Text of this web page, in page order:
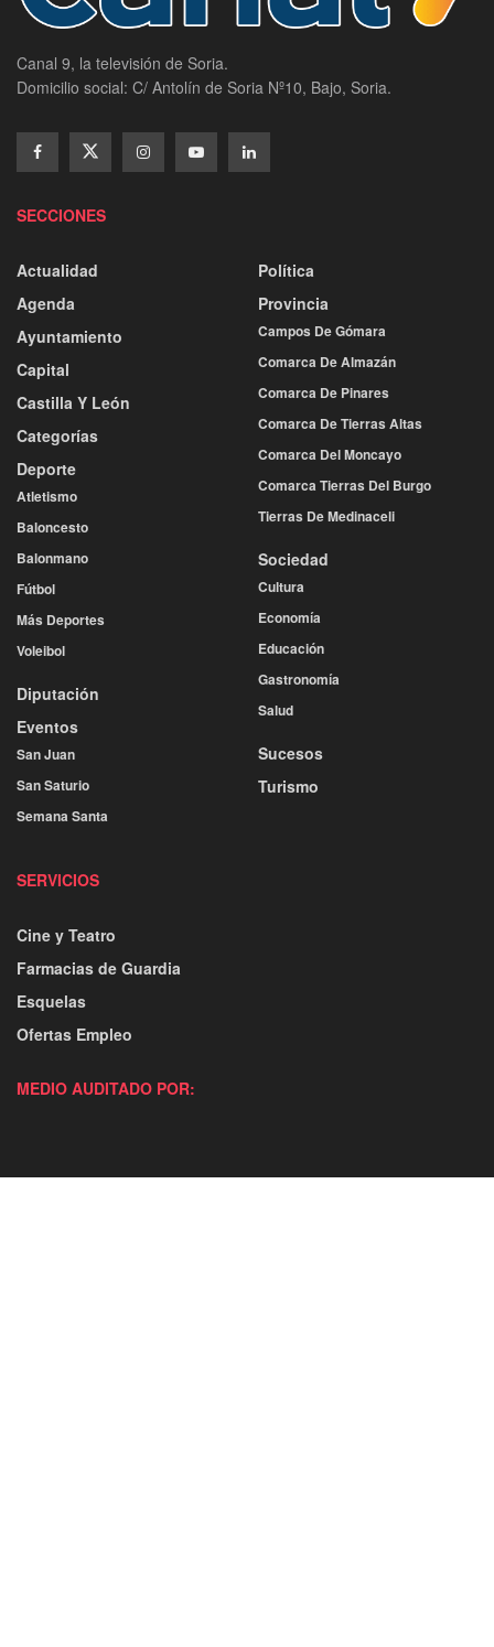
Canal 9, la televisión de Soria.
Domicilio social: C/ Antolín de Soria Nº10, Bajo, Soria.
SECCIONES
Actualidad
Agenda
Ayuntamiento
Capital
Castilla Y León
Categorías
Deporte
Atletismo
Baloncesto
Balonmano
Fútbol
Más Deportes
Voleibol
Diputación
Eventos
San Juan
San Saturio
Semana Santa
Política
Provincia
Campos De Gómara
Comarca De Almazán
Comarca De Pinares
Comarca De Tierras Altas
Comarca Del Moncayo
Comarca Tierras Del Burgo
Tierras De Medinaceli
Sociedad
Cultura
Economía
Educación
Gastronomía
Salud
Sucesos
Turismo
SERVICIOS
Cine y Teatro
Farmacias de Guardia
Esquelas
Ofertas Empleo
MEDIO AUDITADO POR: